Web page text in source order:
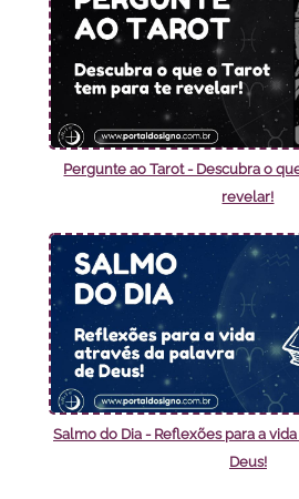
Pergunte ao Tarot - Descubra o
revelar!
Salmo do Dia - Reflexões para a
Deus!